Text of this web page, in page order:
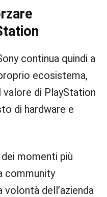
continua quindi a
ecosistema,
di PlayStation
di hardware e
dei momenti più
community
dell’azienda